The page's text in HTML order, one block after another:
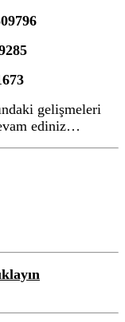
gelişmeleri
ediniz…